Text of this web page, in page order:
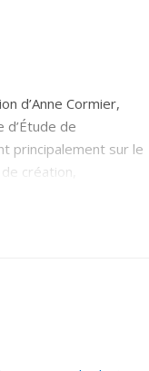
d’Anne Cormier,
de
principalement sur le
création,
les centres-villes
en 1987. Ces
de thèmes
inventif de matériaux